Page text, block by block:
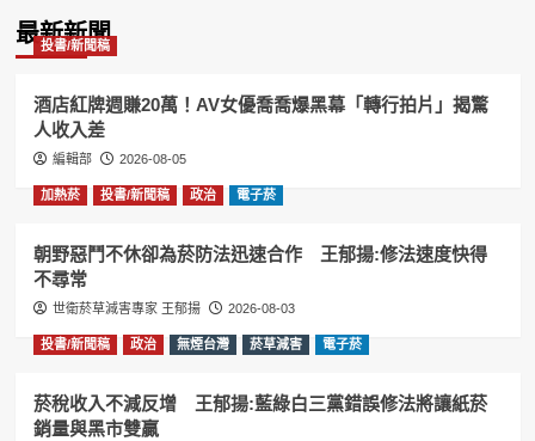
最新新聞
投書/新聞稿
酒店紅牌週賺20萬！AV女優喬喬爆黑幕「轉行拍片」揭驚
人收入差
編輯部 2026-08-05
加熱菸 投書/新聞稿 政治 電子菸
朝野惡鬥不休卻為菸防法迅速合作 王郁揚:修法速度快得
不尋常
世衛菸草減害專家 王郁揚 2026-08-03
投書/新聞稿 政治 無煙台灣 菸草減害 電子菸
菸稅收入不減反增 王郁揚:藍綠白三黨錯誤修法將讓紙菸
銷量與黑市雙贏